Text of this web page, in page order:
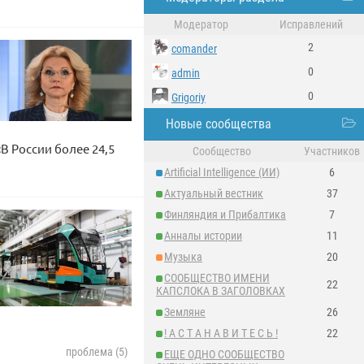
Модератор
Исправлений
comander
2
admin
0
Grigoriy
0
Новые сообщества
Сообщество
Участников
Artificial Intelligence (ИИ)
6
Актуальный вестник
37
Финляндия и Прибалтика
7
Анналы истории
11
Музыка
20
СООБЩЕСТВО ИМЕНИ
КАПСЛОКА В ЗАГОЛОВКАХ
22
Земляне
26
! А С Т А Н А В И Т Е С Ь !
22
ЕЩЕ ОДНО СООБЩЕСТВО
России более 24,5
проблема (5)